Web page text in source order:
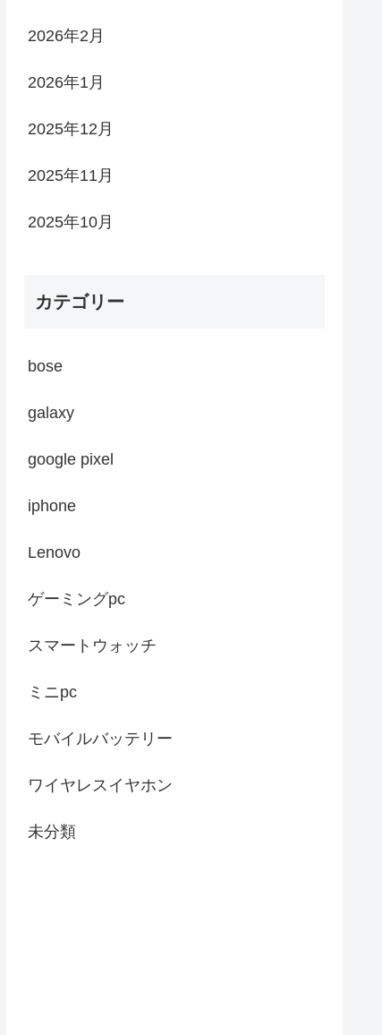
2026年2月
2026年1月
2025年12月
2025年11月
2025年10月
カテゴリー
bose
galaxy
google pixel
iphone
Lenovo
ゲーミングpc
スマートウォッチ
ミニpc
モバイルバッテリー
ワイヤレスイヤホン
未分類